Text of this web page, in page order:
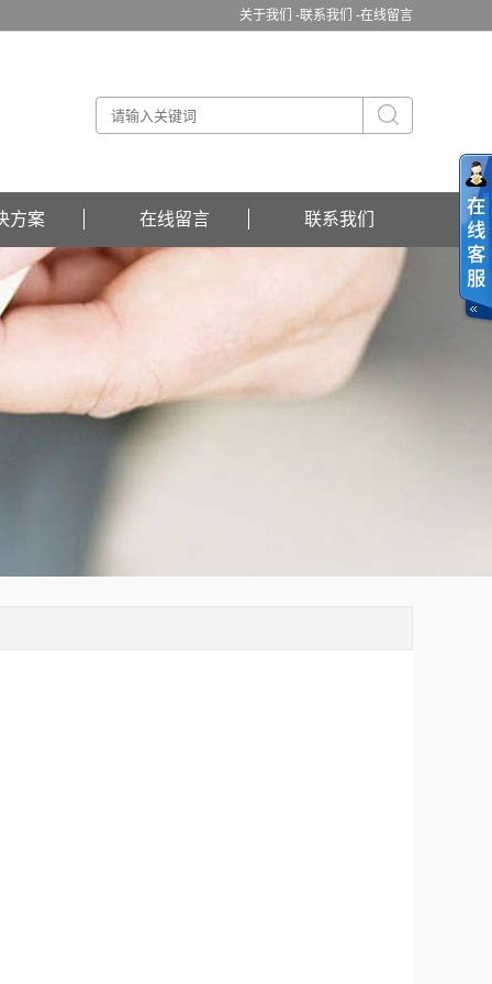
关于我们 -联系我们 -在线留言
方案 在线留言 联系我们